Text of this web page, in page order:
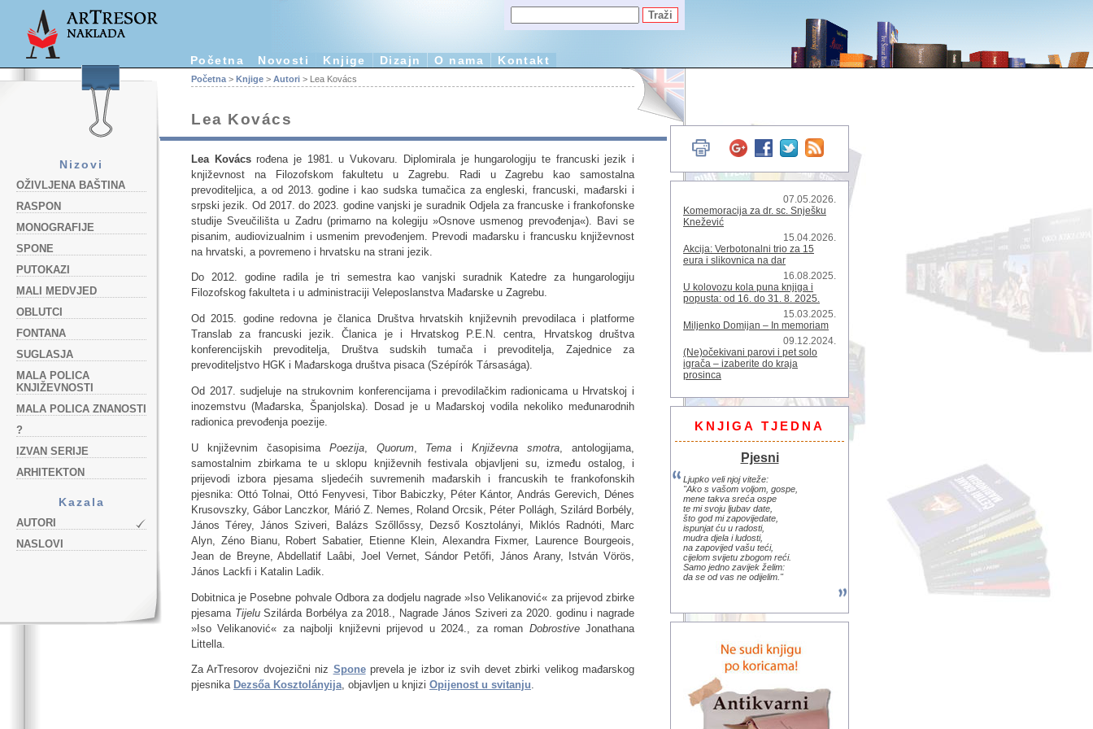
Početna Novosti Knjige Dizajn O nama Kontakt
Nizovi
OŽIVLJENA BAŠTINA
RASPON
MONOGRAFIJE
SPONE
PUTOKAZI
MALI MEDVJED
OBLUTCI
FONTANA
SUGLASJA
MALA POLICA
KNJIŽEVNOSTI
MALA POLICA ZNANOSTI
?
IZVAN SERIJE
ARHITEKTON
Kazala
AUTORI
NASLOVI
Početna > Knjige > Autori > Lea Kovács
Lea Kovács
Lea Kovácsrođena je 1981. u Vukovaru. Diplomirala je hungarologiju te francuski jezik i
književnost na Filozofskom fakultetu u Zagrebu. Radi u Zagrebu kao samostalna
prevoditeljica, a od 2013. godine i kao sudska tumačica za engleski, francuski, mađarski i
srpski jezik. Od 2017. do 2023. godine vanjski je suradnik Odjela za francuske i frankofonske
studije Sveučilišta u Zadru (primarno na kolegiju »Osnove usmenog prevođenja«). Bavi se
pisanim, audiovizualnim i usmenim prevođenjem. Prevodi mađarsku i francusku književnost
na hrvatski, a povremeno i hrvatsku na strani jezik.
Do 2012. godine radila je tri semestra kao vanjski suradnik Katedre za hungarologiju
Filozofskog fakulteta i u administraciji Veleposlanstva Mađarske u Zagrebu.
Od 2015. godine redovna je članica Društva hrvatskih književnih prevodilaca i platforme
Translab za francuski jezik. Članica je i Hrvatskog P.E.N. centra, Hrvatskog društva
konferencijskih prevoditelja, Društva sudskih tumača i prevoditelja, Zajednice za
prevoditeljstvo HGK i Mađarskoga društva pisaca (Szépírók Társasága).
Od 2017. sudjeluje na strukovnim konferencijama i prevodilačkim radionicama u Hrvatskoj i
inozemstvu (Mađarska, Španjolska). Dosad je u Mađarskoj vodila nekoliko međunarodnih
radionica prevođenja poezije.
U književnim časopisima Poezija, Quorum, Tema iKnjiževna smotra , antologijama,
samostalnim zbirkama te u sklopu književnih festivala objavljeni su, između ostalog, i
prijevodi izbora pjesama sljedećih suvremenih mađarskih i francuskih te frankofonskih
pjesnika: Ottó Tolnai, Ottó Fenyvesi, Tibor Babiczky, Péter Kántor, András Gerevich, Dénes
Krusovszky, Gábor Lanczkor, Márió Z. Nemes, Roland Orcsik, Péter Pollágh, Szilárd Borbély,
János Térey, János Sziveri, Balázs Szőllőssy, Dezső Kosztolányi, Miklós Radnóti, Marc
Alyn, Zéno Bianu, Robert Sabatier, Etienne Klein, Alexandra Fixmer, Laurence Bourgeois,
Jean de Breyne, Abdellatif Laâbi, Joel Vernet, Sándor Petőfi, János Arany, István Vörös,
János Lackfi i Katalin Ladik.
Dobitnica je Posebne pohvale Odbora za dodjelu nagrade »Iso Velikanović« za prijevod zbirke
pjesama TijeluSzilárda Borbélya za 2018., Nagrade János Sziveri za 2020. godinu i nagrade
»Iso Velikanović« za najbolji književni prijevod u 2024., za roman DobrostiveJonathana
Littella.
Za ArTresorov dvojezični niz Sponeprevela je izbor iz svih devet zbirki velikog mađarskog
pjesnika Dezsőa Kosztolányija, objavljen u knjizi Opijenost u svitanju.
07.05.2026.
Komemoracija za dr. sc. Snješku
Knežević
15.04.2026.
Akcija: Verbotonalni trio za 15
eura i slikovnica na dar
16.08.2025.
U kolovozu kola puna knjiga i
popusta: od 16. do 31. 8. 2025.
15.03.2025.
Miljenko Domijan – In memoriam
09.12.2024.
(Ne)očekivani parovi i pet solo
igrača – izaberite do kraja
prosinca
KNJIGA TJEDNA
Pjesni
Ljupko veli njoj viteže:
"Ako s vašom voljom, gospe,
mene takva sreća ospe
te mi svoju ljubav date,
što god mi zapovijedate,
ispunjat ću u radosti,
mudra djela i ludosti,
na zapovijed vašu teći,
cijelom svijetu zbogom reći.
Samo jedno zavijek želim:
da se od vas ne odijelim."